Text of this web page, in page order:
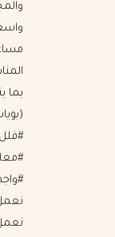
بما